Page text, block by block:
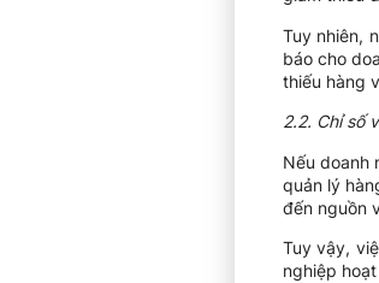
Tuy nhiên,
báo cho
thiếu hàng
2.2. Chỉ số
Nếu doanh
quản lý
đến nguồn
Tuy vậy,
nghiệp